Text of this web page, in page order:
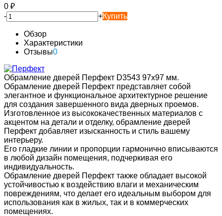
0 ₽
-
+Купить
Обзор
Характеристики
Отзывы0
Обрамление дверей Перфект D3543 97х97 мм.
Обрамление дверей Перфект представляет собой
элегантное и функциональное архитектурное решение
для создания завершенного вида дверных проемов.
Изготовленное из высококачественных материалов с
акцентом на детали и отделку, обрамление дверей
Перфект добавляет изысканность и стиль вашему
интерьеру.
Его гладкие линии и пропорции гармонично вписываются
в любой дизайн помещения, подчеркивая его
индивидуальность.
Обрамление дверей Перфект также обладает высокой
устойчивостью к воздействию влаги и механическим
повреждениям, что делает его идеальным выбором для
использования как в жилых, так и в коммерческих
помещениях.